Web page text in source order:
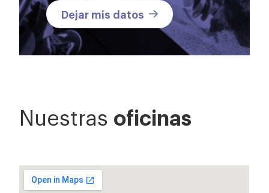
Dejar mis datos
Nuestras oficinas